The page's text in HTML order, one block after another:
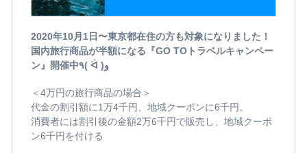
2020年10月1日〜東京都在住の方も対象になりました！
国内旅行商品が半額になる『GO TOトラベルキャンペー
ン』開催中٩( ᐛ )و
＜4万円の旅行商品の場合＞
代金の割引額に1万4千円、地域クーポンに6千円。
消費者には割引後の金額2万6千円で販売し、地域クーポ
ン6千円を付ける